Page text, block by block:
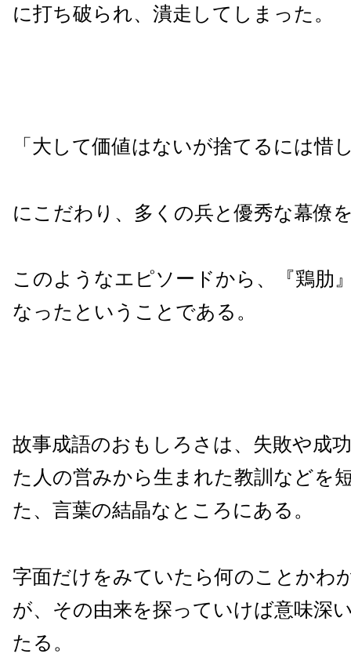
に打ち破られ、潰走してしまった。
「大して価値はないが捨てるには惜
にこだわり、多くの兵と優秀な幕僚
このようなエピソードから、『鶏肋
なったということである。
故事成語のおもしろさは、失敗や成
た人の営みから生まれた教訓などを
た、言葉の結晶なところにある。
字面だけをみていたら何のことかわ
が、その由来を探っていけば意味深
たる。